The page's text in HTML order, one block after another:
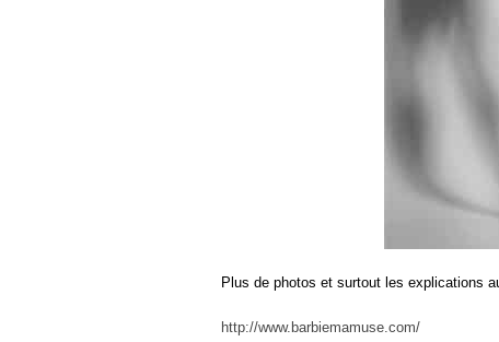
Plus de photos et surtout les explications
http://www.barbiemamuse.com/